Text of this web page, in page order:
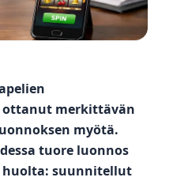
ottanut merkittävän
myötä.
tuore luonnos
suunnitellut